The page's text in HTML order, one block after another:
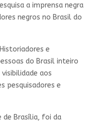
a imprensa negra
negros no Brasil do
e
do Brasil inteiro
aos
pesquisadores e
de Brasília, foi da